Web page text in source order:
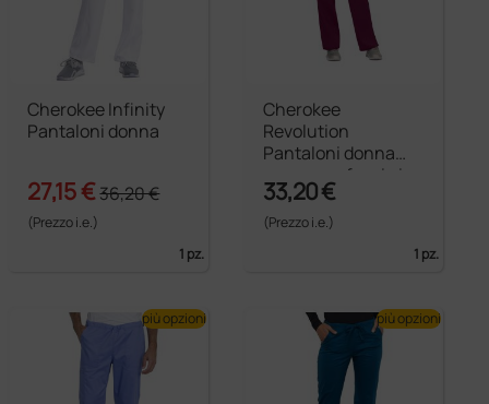
Cherokee Infinity
Pantaloni donna
27,15 €36,20 €
(Prezzo i.e.)
1 pz.
Cherokee
Revolution
Pantaloni donna
cargo con fascia in
vita
33,20 €
(Prezzo i.e.)
1 pz.
più opzioni più opzioni